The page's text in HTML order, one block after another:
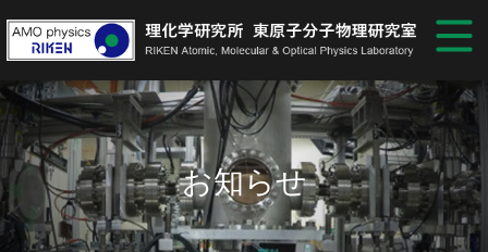
研究紹介
メンバー
研究業績
アクセス
お知らせ